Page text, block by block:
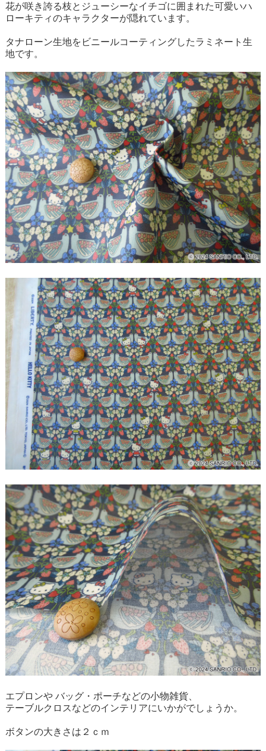
花が咲き誇る枝とジューシーなイチゴに囲まれた可愛いハ
ローキティのキャラクターが隠れています。
タナローン生地をビニールコーティングしたラミネート生
地です。
エプロンや バッグ・ポーチなどの小物雑貨、
テーブルクロスなどのインテリアにいかがでしょうか。
ボタンの大きさは２ｃｍ